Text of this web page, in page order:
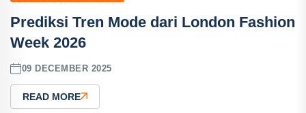
Prediksi Tren Mode dari London Fashion
Week 2026
09 DECEMBER 2025
READ MORE